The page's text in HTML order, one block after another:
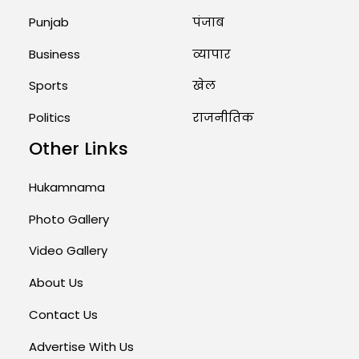
Punjab
Business
Sports
Politics
पंजाब
व्यापार
खेल
राजनीतिक
Other Links
Hukamnama
Photo Gallery
Video Gallery
About Us
Contact Us
Advertise With Us